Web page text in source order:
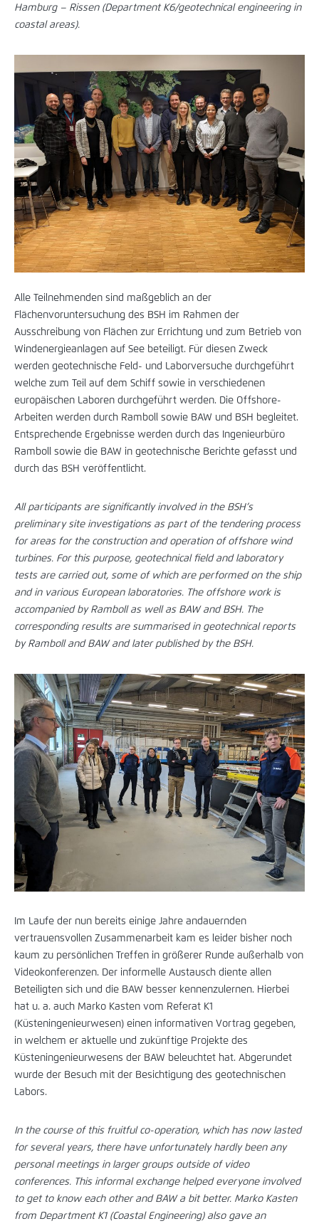
Hamburg – Rissen (Department K6/geotechnical engineering in
coastal areas).
Alle Teilnehmenden sind maßgeblich an der
Flächenvoruntersuchung des BSH im Rahmen der
Ausschreibung von Flächen zur Errichtung und zum Betrieb von
Windenergieanlagen auf See beteiligt. Für diesen Zweck
werden geotechnische Feld- und Laborversuche durchgeführt
welche zum Teil auf dem Schiff sowie in verschiedenen
europäischen Laboren durchgeführt werden. Die Offshore-
Arbeiten werden durch Ramboll sowie BAW und BSH begleitet.
Entsprechende Ergebnisse werden durch das Ingenieurbüro
Ramboll sowie die BAW in geotechnische Berichte gefasst und
durch das BSH veröffentlicht.
All participants are significantly involved in the BSH’s
preliminary site investigations as part of the tendering process
for areas for the construction and operation of offshore wind
turbines. For this purpose, geotechnical field and laboratory
tests are carried out, some of which are performed on the ship
and in various European laboratories. The offshore work is
accompanied by Ramboll as well as BAW and BSH. The
corresponding results are summarised in geotechnical reports
by Ramboll and BAW and later published by the BSH.
Im Laufe der nun bereits einige Jahre andauernden
vertrauensvollen Zusammenarbeit kam es leider bisher noch
kaum zu persönlichen Treffen in größerer Runde außerhalb von
Videokonferenzen. Der informelle Austausch diente allen
Beteiligten sich und die BAW besser kennenzulernen. Hierbei
hat u. a. auch Marko Kasten vom Referat K1
(Küsteningenieurwesen) einen informativen Vortrag gegeben,
in welchem er aktuelle und zukünftige Projekte des
Küsteningenieurwesens der BAW beleuchtet hat. Abgerundet
wurde der Besuch mit der Besichtigung des geotechnischen
Labors.
In the course of this fruitful co-operation, which has now lasted
for several years, there have unfortunately hardly been any
personal meetings in larger groups outside of video
conferences. This informal exchange helped everyone involved
to get to know each other and BAW a bit better. Marko Kasten
from Department K1 (Coastal Engineering) also gave an